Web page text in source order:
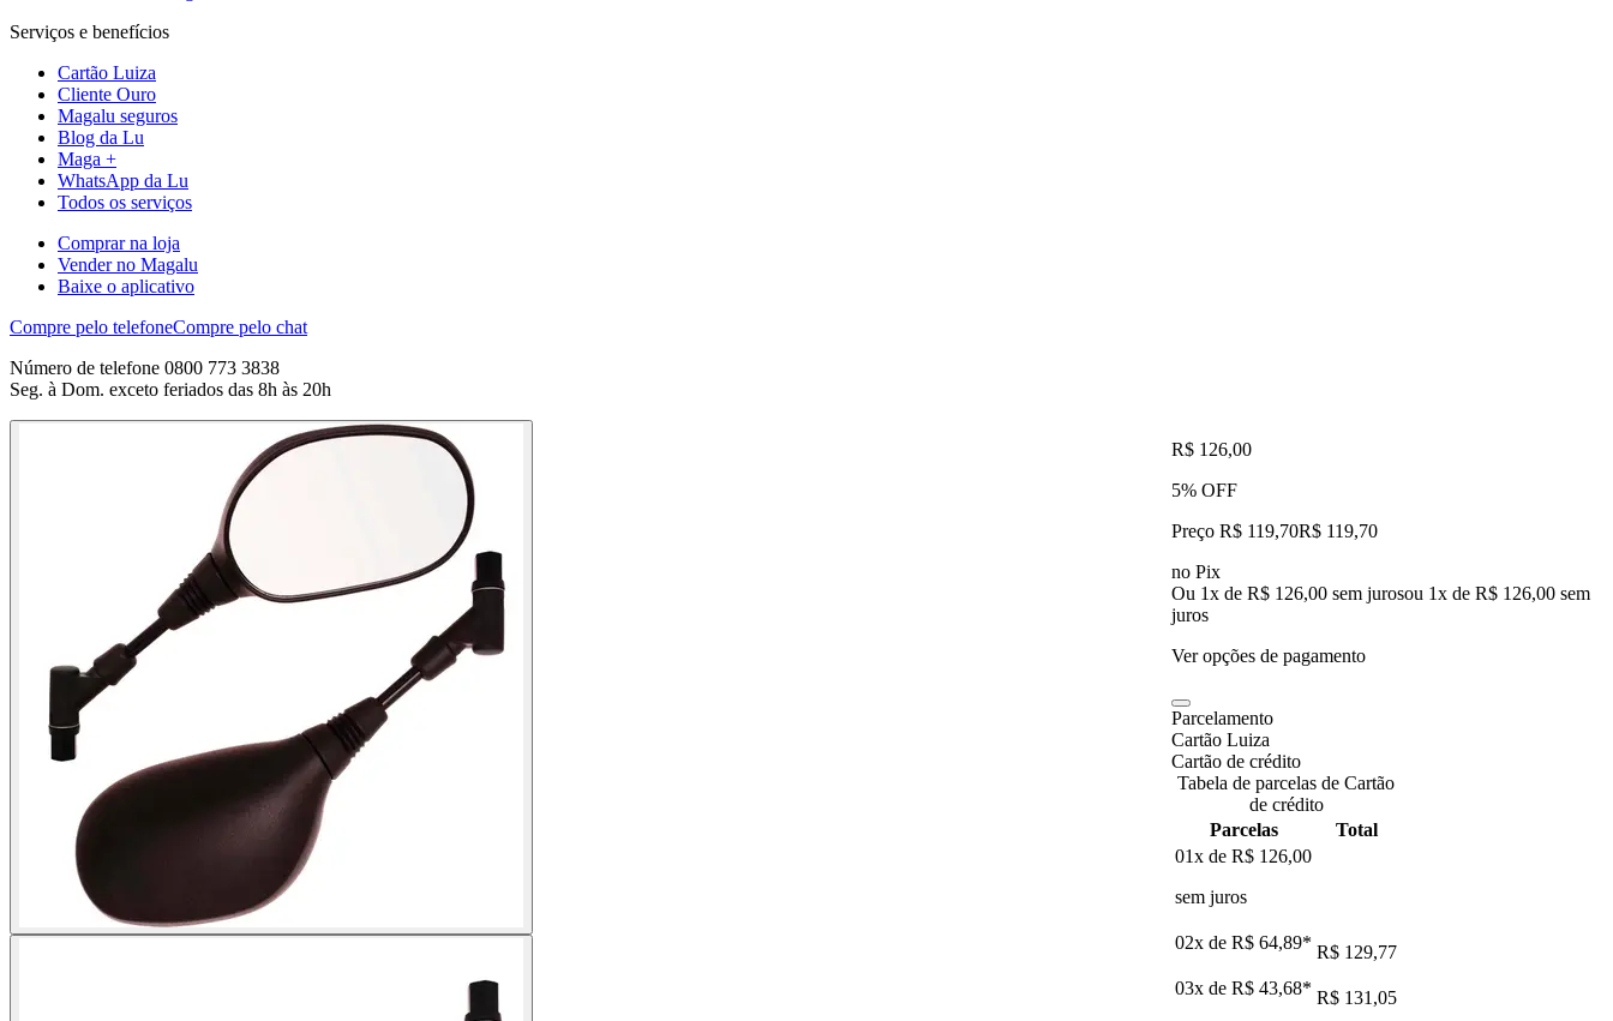
Serviços e benefícios
Cartão Luiza
Cliente Ouro
Magalu seguros
Blog da Lu
Maga +
WhatsApp da Lu
Todos os serviços
Comprar na loja
Vender no Magalu
Baixe o aplicativo
Compre pelo telefoneCompre pelo chat
Número de telefone 0800 773 3838
Seg. à Dom. exceto feriados das 8h às 20h
R$ 126,00
5% OFF
Preço R$ 119,70R$ 119,70
no Pix
Ou 1x de R$ 126,00 sem jurosou 1x de R$ 126,00 sem
juros
Ver opções de pagamento
Parcelamento
Cartão Luiza
Cartão de crédito
Tabela de parcelas de Cartão
de crédito
Parcelas
Total
01x de R$ 126,00
sem juros
02x de R$ 64,89* R$ 129,77
03x de R$ 43,68* R$ 131,05